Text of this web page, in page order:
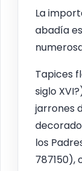
La
abadía
Tapices
siglo
jarrones
los
787150),